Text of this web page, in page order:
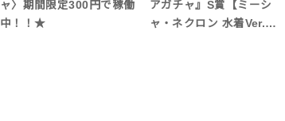
ャ〉期間限定300円で稼働
中！！★
アガチャ』S賞【ミーシ
ャ・ネクロン 水着Ver.…